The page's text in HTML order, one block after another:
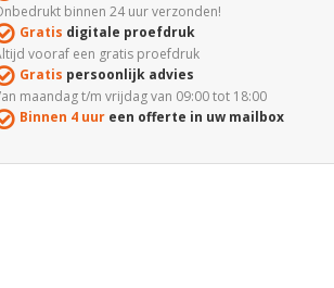
binnen 24 uur verzonden!
Gratis digitale proefdruk
vooraf een gratis proefdruk
Gratis persoonlijk advies
maandag t/m vrijdag van 09:00 tot 18:00
Binnen 4 uureen offerte in uw mailbox